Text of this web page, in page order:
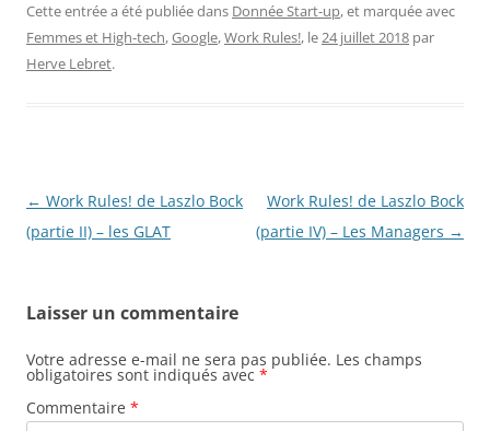
Cette entrée a été publiée dans Donnée Start-up, et marquée avec
Femmes et High-tech,Google,Work Rules!, le24 juillet 2018 par
Herve Lebret.
Navigation
des
← Work Rules! de Laszlo Bock
(partie II) – les GLAT
Work Rules! de Laszlo Bock
(partie IV) – Les Managers →
Laisser un commentaire
Votre adresse e-mail ne sera pas publiée. Les champs
obligatoires sont indiqués avec *
Commentaire *